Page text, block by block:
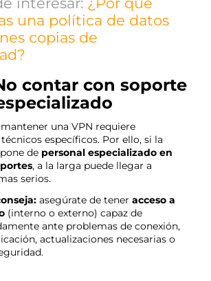
una política de datos
copias de
contar con soporte
una VPN requiere
específicos. Por ello, si la
de personal especializado en
, a la larga puede llegar a
serios.
asegúrate de tener acceso a
(interno o externo) capaz de
ante problemas de conexión,
actualizaciones necesarias o